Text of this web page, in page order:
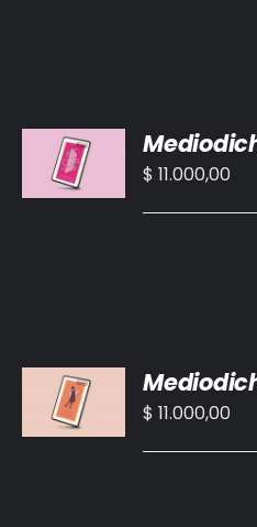
AL
CARRITO
/
$ 11.000,00
AL
CARRITO
/
$ 11.000,00